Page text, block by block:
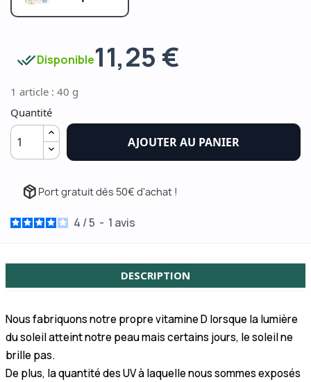
done_allDisponible11,25 €
1 article : 40 g
Quantité
AJOUTER AU PANIER
package_2 Port gratuit dès 50€ d'achat !
4 /5 - 1 avis
DESCRIPTION
Nous fabriquons notre propre vitamine D lorsque la lumière
du soleil atteint notre peau mais certains jours, le soleil ne
brille pas.
De plus, la quantité des UV à laquelle nous sommes exposés